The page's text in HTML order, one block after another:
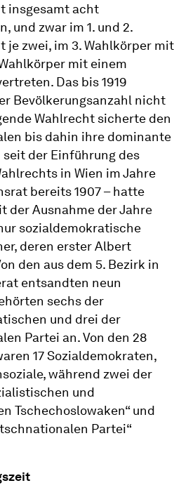
insgesamt acht
und zwar im 1. und 2.
je zwei, im 3. Wahlkörper mit
mit einem
Das bis 1919
Bevölkerungsanzahl nicht
Wahlrecht sicherte den
bis dahin ihre dominante
seit der Einführung des
in Wien im Jahre
bereits 1907 – hatte
der Ausnahme der Jahre
sozialdemokratische
deren erster Albert
den aus dem 5. Bezirk in
entsandten neun
sechs der
und drei der
Partei an. Von den 28
17 Sozialdemokraten,
während zwei der
und
Tschechoslowaken“ und
Partei“